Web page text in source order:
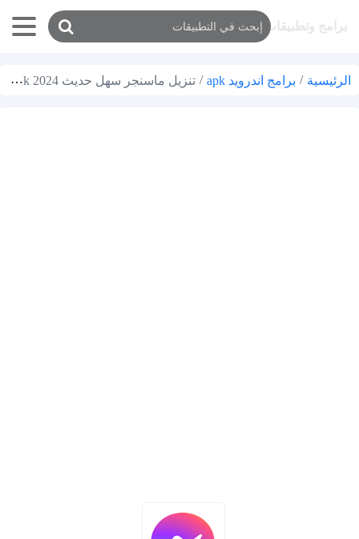
برامج وتطبيقات
الرئيسية / برامج اندرويد apk / تنزيل ماسنجر سهل حديث Messenger apk 2024 للموبايل